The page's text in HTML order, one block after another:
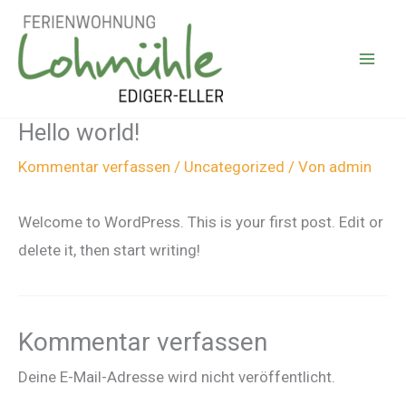
Zum
Inhalt
springen
Hello world!
Kommentar verfassen / Uncategorized / Von admin
Welcome to WordPress. This is your first post. Edit or
delete it, then start writing!
Kommentar verfassen
Deine E-Mail-Adresse wird nicht veröffentlicht.